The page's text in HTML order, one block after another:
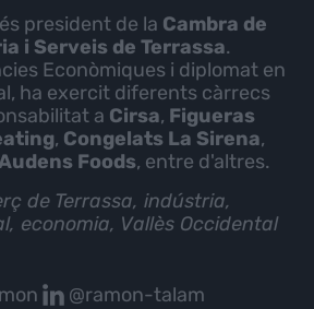
és president de la Cambra de
i Serveis de Terrassa.
Econòmiques i diplomat en
ha exercit diferents càrrecs
a Cirsa, Figueras
, Congelats La Sirena,
Foods, entre d'altres.
de Terrassa, indústria,
economia, Vallès Occidental
@ramon-talam